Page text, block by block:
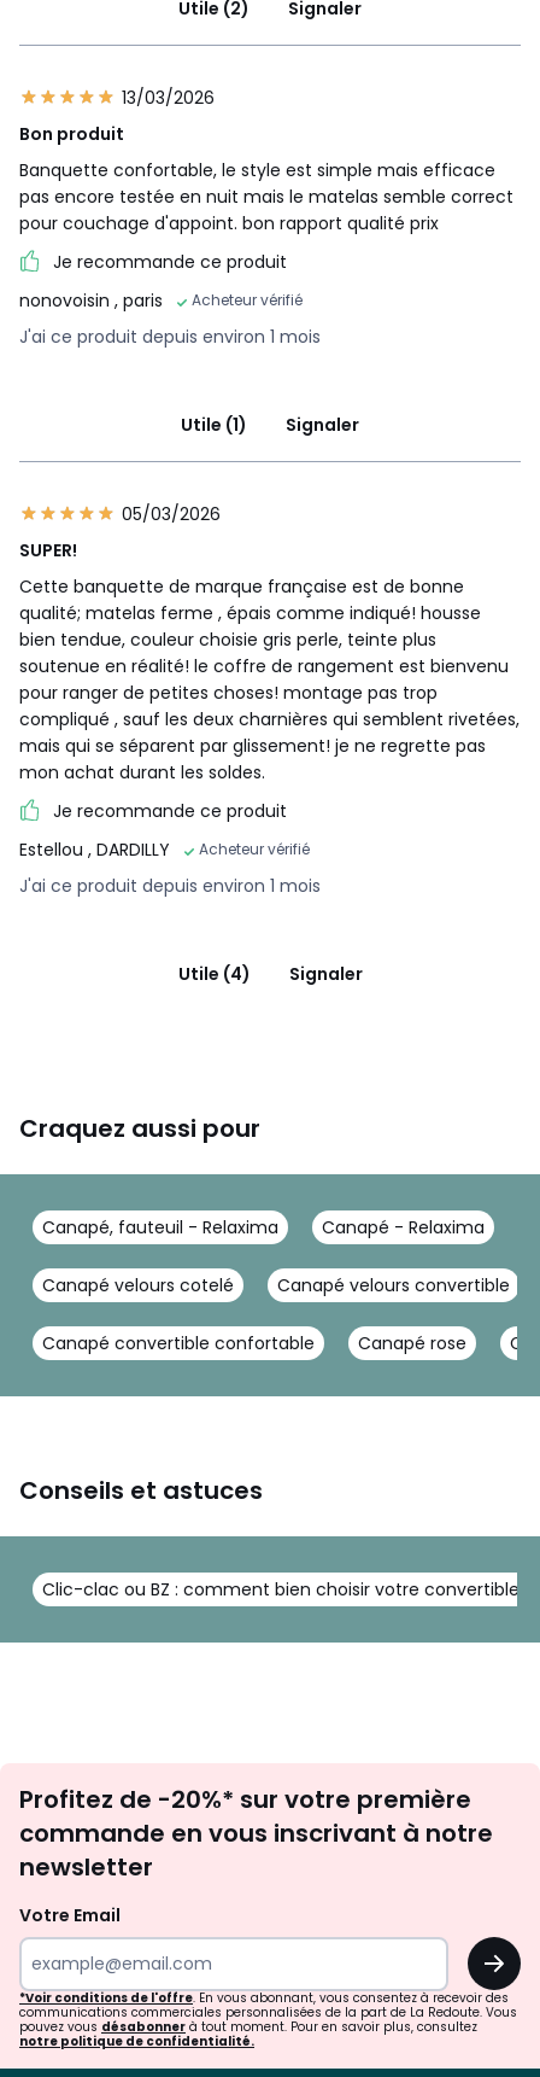
Utile (2) Signaler
13/03/2026
Bon produit
Banquette confortable, le style est simple mais efficace
pas encore testée en nuit mais le matelas semble correct
pour couchage d'appoint. bon rapport qualité prix
Je recommande ce produit
nonovoisin , paris Acheteur vérifié
J'ai ce produit depuis environ 1 mois
Utile (1) Signaler
05/03/2026
SUPER!
Cette banquette de marque française est de bonne
qualité; matelas ferme , épais comme indiqué! housse
bien tendue, couleur choisie gris perle, teinte plus
soutenue en réalité! le coffre de rangement est bienvenu
pour ranger de petites choses! montage pas trop
compliqué , sauf les deux charnières qui semblent rivetées,
mais qui se séparent par glissement! je ne regrette pas
mon achat durant les soldes.
Je recommande ce produit
Estellou , DARDILLY Acheteur vérifié
J'ai ce produit depuis environ 1 mois
Utile (4) Signaler
Craquez aussi pour
Canapé, fauteuil - Relaxima Canapé - Relaxima
Canapé velours cotelé Canapé velours convertible
Canapé convertible confortable Canapé rose
Conseils et astuces
Clic-clac ou BZ : comment bien choisir votre convertible ?
newsletter
Profitez de -20%* sur votre première
commande en vous inscrivant à notre
newsletter
Votre Email
OK
*Voir conditions de l'offre. En vous abonnant, vous consentez à recevoir des
communications commerciales personnalisées de la part de La Redoute. Vous
pouvez vous désabonner à tout moment. Pour en savoir plus, consultez
notre politique de confidentialité.